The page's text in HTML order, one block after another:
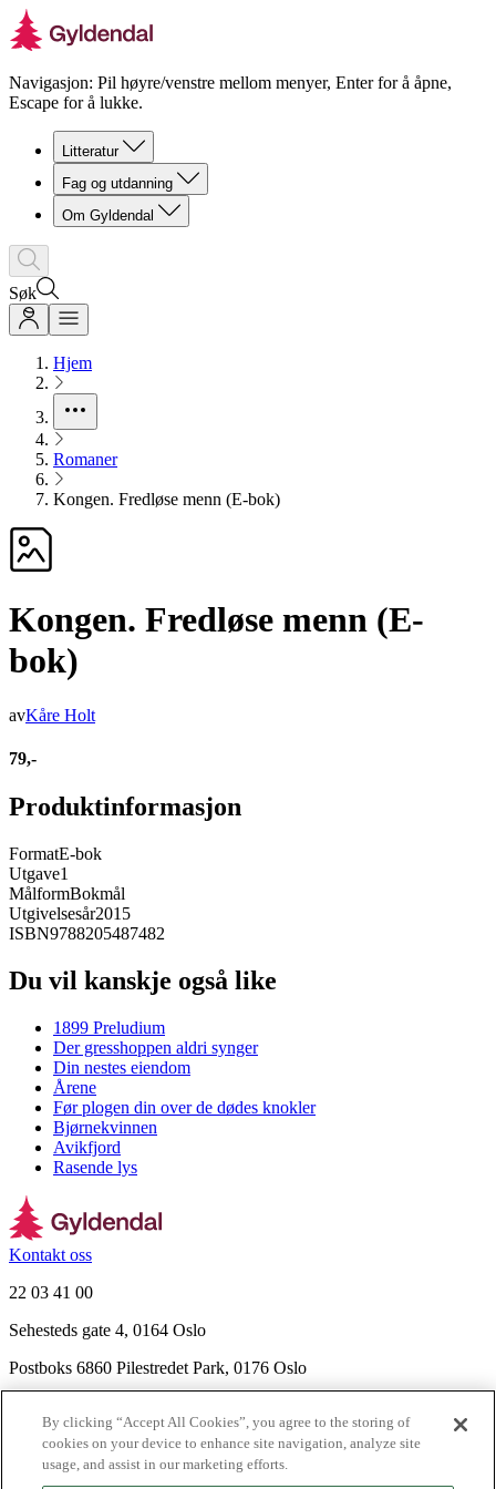
Navigasjon: Pil høyre/venstre mellom menyer, Enter for å åpne,
Escape for å lukke.
Litteratur
Fag og utdanning
Om Gyldendal
Søk
Hjem
Romaner
Kongen. Fredløse menn (E-bok)
Kongen. Fredløse menn (E-
bok)
avKåre Holt
79,-
Produktinformasjon
FormatE-bok
Utgave1
MålformBokmål
Utgivelsesår2015
ISBN9788205487482
Du vil kanskje også like
1899 Preludium
Der gresshoppen aldri synger
Din nestes eiendom
Årene
Før plogen din over de dødes knokler
Bjørnekvinnen
Avikfjord
Rasende lys
Kontakt oss
22 03 41 00
Sehesteds gate 4, 0164 Oslo
Postboks 6860 Pilestredet Park, 0176 Oslo
Nyhetsbrev
Ledige stillinger
Send inn manus
By clicking “Accept All Cookies”, you agree to the storing of
cookies on your device to enhance site navigation, analyze site
usage, and assist in our marketing efforts.